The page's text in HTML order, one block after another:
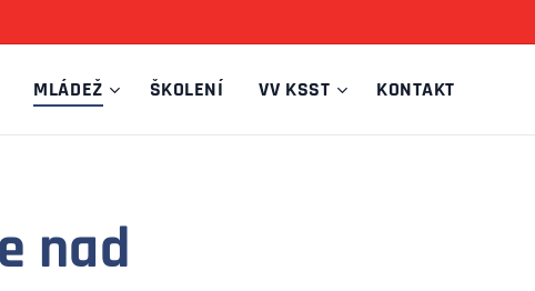
MLÁDEŽ ŠKOLENÍ VV KSST KONTAKT
nad